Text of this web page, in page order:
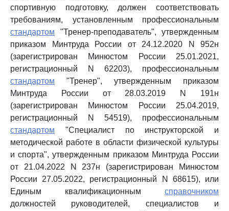
спортивную подготовку, должен соответствовать
требованиям, установленным профессиональным
стандартом "Тренер-преподаватель", утвержденным
приказом Минтруда России от 24.12.2020 N 952н
(зарегистрирован Минюстом России 25.01.2021,
регистрационный N 62203), профессиональным
стандартом "Тренер", утвержденным приказом
Минтруда России от 28.03.2019 N 191н
(зарегистрирован Минюстом России 25.04.2019,
регистрационный N 54519), профессиональным
стандартом "Специалист по инструкторской и
методической работе в области физической культуры
и спорта", утвержденным приказом Минтруда России
от 21.04.2022 N 237н (зарегистрирован Минюстом
России 27.05.2022, регистрационный N 68615), или
Единым квалификационным справочником
должностей руководителей, специалистов и